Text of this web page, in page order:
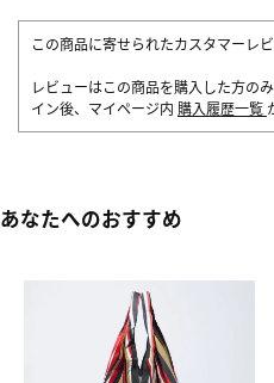
この商品に寄せられたカスタマーレ
レビューはこの商品を購入した方の
イン後、マイページ内 購入履歴一覧
あなたへのおすすめ